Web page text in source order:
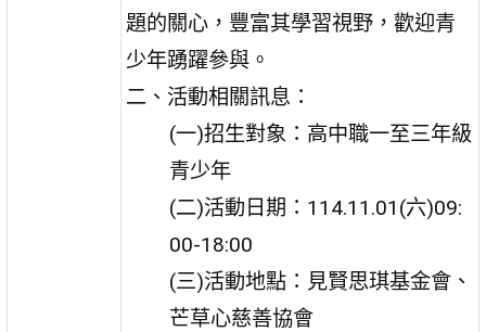
題的關心，豐富其學習視野，歡迎青
少年踴躍參與。
二、活動相關訊息：
(一)招生對象：高中職一至三年級
青少年
(二)活動日期：114.11.01(六)09:
00-18:00
(三)活動地點：見賢思琪基金會、
芒草心慈善協會